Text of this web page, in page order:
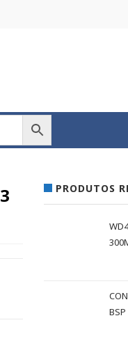
PRODUTOS